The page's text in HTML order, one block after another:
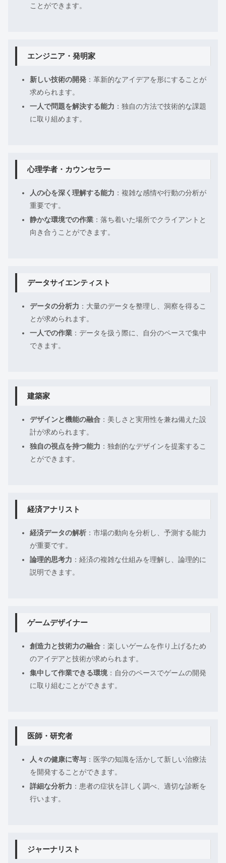
ことができます。
エンジニア・発明家
新しい技術の開発：革新的なアイデアを形にすることが
求められます。
一人で問題を解決する能力 ：独自の方法で技術的な課題
に取り組めます。
心理学者・カウンセラー
人の心を深く理解する能力 ：複雑な感情や行動の分析が
重要です。
静かな環境での作業：落ち着いた場所でクライアントと
向き合うことができます。
データサイエンティスト
データの分析力 ：大量のデータを整理し、洞察を得るこ
とが求められます。
一人での作業：データを扱う際に、自分のペースで集中
できます。
建築家
デザインと機能の融合：美しさと実用性を兼ね備えた設
計が求められます。
独自の視点を持つ能力 ：独創的なデザインを提案するこ
とができます。
経済アナリスト
経済データの解析：市場の動向を分析し、予測する能力
が重要です。
論理的思考力 ：経済の複雑な仕組みを理解し、論理的に
説明できます。
ゲームデザイナー
創造力と技術力の融合：楽しいゲームを作り上げるため
のアイデアと技術が求められます。
集中して作業できる環境：自分のペースでゲームの開発
に取り組むことができます。
医師・研究者
人々の健康に寄与：医学の知識を活かして新しい治療法
を開発することができます。
詳細な分析力 ：患者の症状を詳しく調べ、適切な診断を
行います。
ジャーナリスト